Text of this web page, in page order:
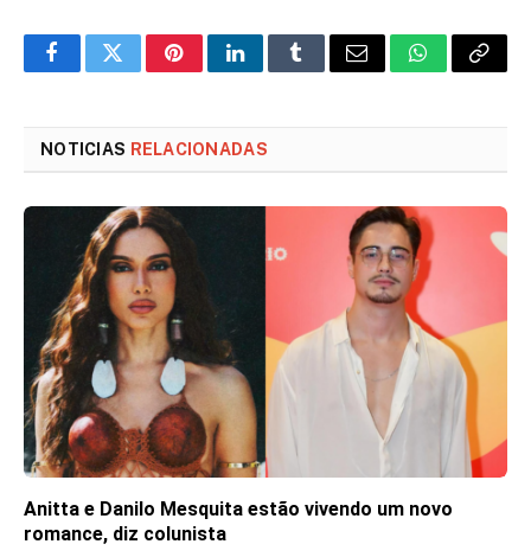
FacebookTwitterPinterestLinkedInTumblrEmail WhatsApp
Copy
NOTICIAS RELACIONADAS
Anitta e Danilo Mesquita estão vivendo um novo
romance, diz colunista